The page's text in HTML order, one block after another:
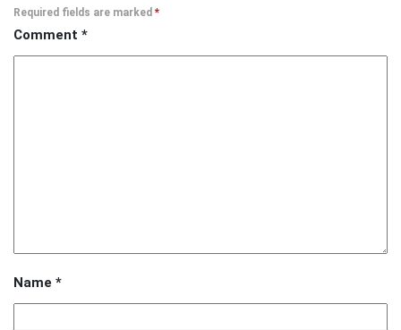
Required fields are marked *
Comment *
Name *